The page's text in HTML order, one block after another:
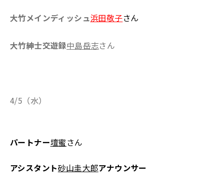
大竹メインディッシュ浜田敬子さん
大竹紳士交遊録中島岳志さん
4/5（水）
パートナー壇蜜さん
アシスタント砂山圭大郎アナウンサー